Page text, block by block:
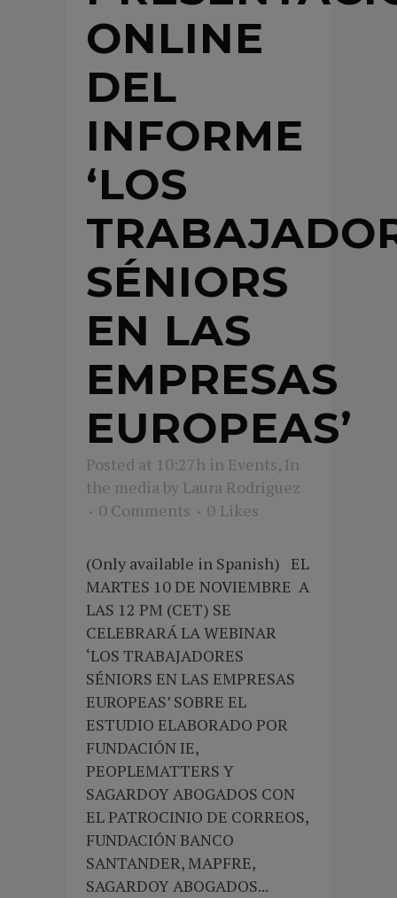
ONLINE
DEL
INFORME
‘LOS
SÉNIORS
EN LAS
EMPRESAS
EUROPEAS’
Posted at 10:27h in Events, In
the media by Laura Rodriguez
0 Comments
0 Likes
(Only available in Spanish) EL
MARTES 10 DE NOVIEMBRE A
LAS 12 PM (CET) SE
CELEBRARÁ LA WEBINAR
‘LOS TRABAJADORES
SÉNIORS EN LAS EMPRESAS
EUROPEAS’ SOBRE EL
ESTUDIO ELABORADO POR
FUNDACIÓN IE,
PEOPLEMATTERS Y
SAGARDOY ABOGADOS CON
EL PATROCINIO DE CORREOS,
FUNDACIÓN BANCO
SANTANDER, MAPFRE,
SAGARDOY ABOGADOS...